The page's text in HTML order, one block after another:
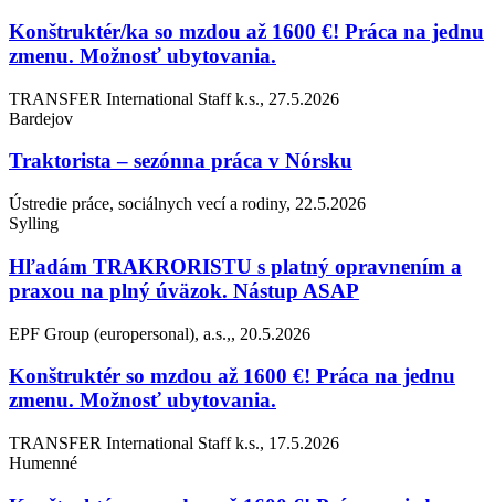
Konštruktér/ka so mzdou až 1600 €! Práca na jednu
zmenu. Možnosť ubytovania.
TRANSFER International Staff k.s., 27.5.2026
Bardejov
Traktorista – sezónna práca v Nórsku
Ústredie práce, sociálnych vecí a rodiny, 22.5.2026
Sylling
Hľadám TRAKRORISTU s platný opravnením a
praxou na plný úväzok. Nástup ASAP
EPF Group (europersonal), a.s.,, 20.5.2026
Konštruktér so mzdou až 1600 €! Práca na jednu
zmenu. Možnosť ubytovania.
TRANSFER International Staff k.s., 17.5.2026
Humenné